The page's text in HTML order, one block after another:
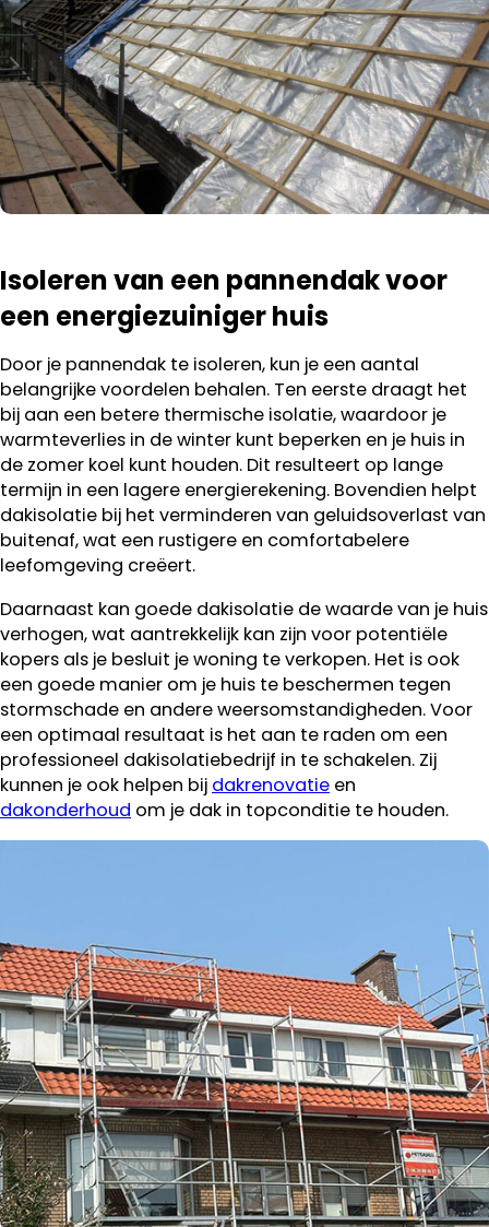
Isoleren van een pannendak voor
een energiezuiniger huis
Door je pannendak te isoleren, kun je een aantal
belangrijke voordelen behalen. Ten eerste draagt het
bij aan een betere thermische isolatie, waardoor je
warmteverlies in de winter kunt beperken en je huis in
de zomer koel kunt houden. Dit resulteert op lange
termijn in een lagere energierekening. Bovendien helpt
dakisolatie bij het verminderen van geluidsoverlast van
buitenaf, wat een rustigere en comfortabelere
leefomgeving creëert.
Daarnaast kan goede dakisolatie de waarde van je huis
verhogen, wat aantrekkelijk kan zijn voor potentiële
kopers als je besluit je woning te verkopen. Het is ook
een goede manier om je huis te beschermen tegen
stormschade en andere weersomstandigheden. Voor
een optimaal resultaat is het aan te raden om een
professioneel dakisolatiebedrijf in te schakelen. Zij
kunnen je ook helpen bij dakrenovatie en
dakonderhoud om je dak in topconditie te houden.